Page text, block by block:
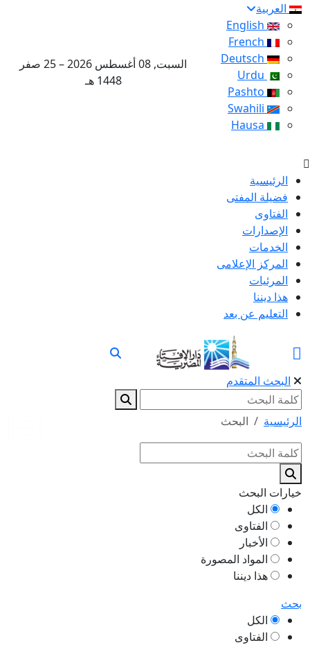
العربية
السبت, 08 أغسطس 2026 – 25 صفر
1448 هـ
الرئيسية
فضيلة المفتى
الفتاوى
الإصدارات
الخدمات
المركز الإعلامى
المرئيات
هذا ديننا
التعليم عن بعد
البحث المتقدم
الرئيسية البحث
خيارات البحث
الكل
الفتاوى
الأخبار
المواد المصورة
هذا ديننا
بحث
الكل
الفتاوى